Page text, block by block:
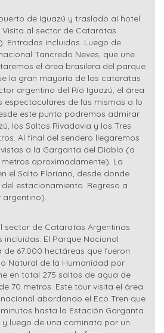
de Iguazú y traslado al hotel
al sector de Cataratas
Entradas incluidas. Luego de
Tancredo Neves, que une
el área brasilera del parque
la gran mayoría de las cataratas
argentino del Río Iguazú, el área
espectaculares de las mismas a lo
este punto podremos admirar
los Saltos Rivadavia y los Tres
Al final del sendero llegaremos
a la Garganta del Diablo (a
aproximadamente). La
el Salto Floriano, desde donde
estacionamiento. Regreso a
argentino).
sector de Cataratas Argentinas
El Parque Nacional
67.000 hectáreas que fueron
Natural de la Humanidad por
en total 275 saltos de agua de
70 metros. Este tour visita el área
abordando el Eco Tren que
hasta la Estación Garganta
y luego de una caminata por un